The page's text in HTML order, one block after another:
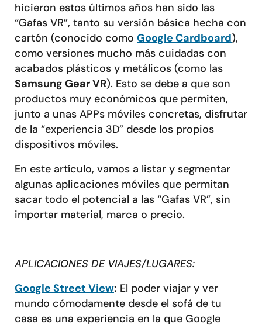
hicieron estos últimos años han sido las
“Gafas VR”, tanto su versión básica hecha con
cartón (conocido como Google Cardboard),
como versiones mucho más cuidadas con
acabados plásticos y metálicos (como las
Samsung Gear VR). Esto se debe a que son
productos muy económicos que permiten,
junto a unas APPs móviles concretas, disfrutar
de la “experiencia 3D” desde los propios
dispositivos móviles.
En este artículo, vamos a listar y segmentar
algunas aplicaciones móviles que permitan
sacar todo el potencial a las “Gafas VR”, sin
importar material, marca o precio.
APLICACIONES DE VIAJES/LUGARES:
Google Street View: El poder viajar y ver
mundo cómodamente desde el sofá de tu
casa es una experiencia en la que Google